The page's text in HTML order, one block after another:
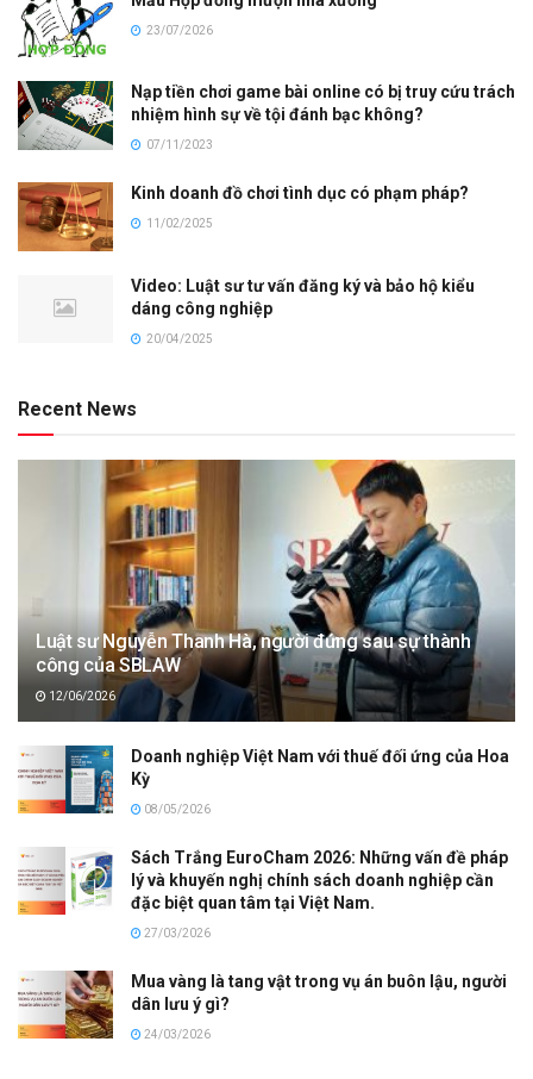
23/07/2026
Nạp tiền chơi game bài online có bị truy cứu trách
nhiệm hình sự về tội đánh bạc không?
07/11/2023
Kinh doanh đồ chơi tình dục có phạm pháp?
11/02/2025
Video: Luật sư tư vấn đăng ký và bảo hộ kiểu
dáng công nghiệp
20/04/2025
Recent News
Luật sư Nguyễn Thanh Hà, người đứng sau sự thành
công của SBLAW
12/06/2026
Doanh nghiệp Việt Nam với thuế đối ứng của Hoa
Kỳ
08/05/2026
Sách Trắng EuroCham 2026: Những vấn đề pháp
lý và khuyến nghị chính sách doanh nghiệp cần
đặc biệt quan tâm tại Việt Nam.
27/03/2026
Mua vàng là tang vật trong vụ án buôn lậu, người
dân lưu ý gì?
24/03/2026